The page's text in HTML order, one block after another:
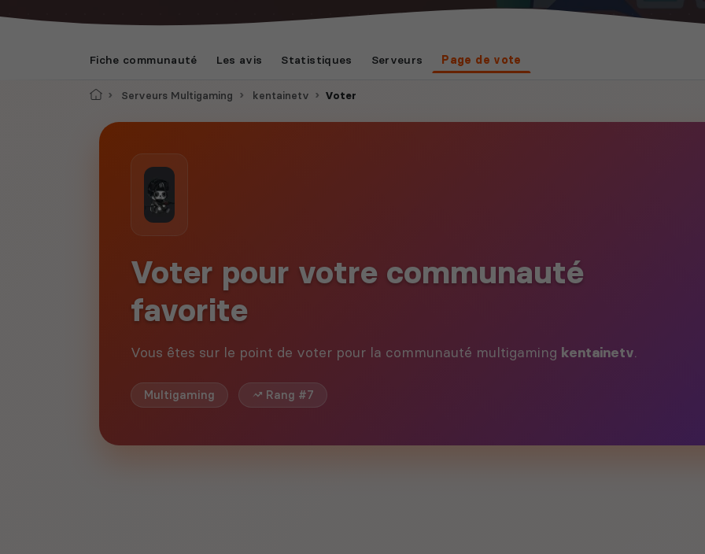
Fiche communauté Les avis Statistiques Serveurs Page de vote
AccueilServeurs Multigaming kentainetv Voter
Voter pour votre communauté
favorite
Vous êtes sur le point de voter pour la communauté multigaming kentainetv.
Multigaming Rang #7